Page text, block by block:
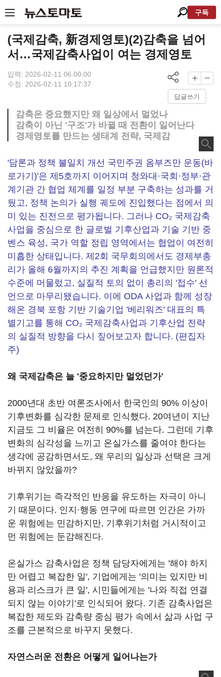
구독
(국제감축, 新경제영토)(2)감축을 넘어
서…국제감축사업이 여는 경제영토
입력: 2026-02-11 06:00:00
수정: 2026-02-11 10:17:37
답글쓰기
감축은 중요했지만 왜 일상에서 멀었나
감축이 아닌 '구조'가 바뀔 때 전환이 일어난다
경제영토를 만드는 생태계 전략, 국제감
'담론과 정책 불일치 개선 국민주권 옴부즈만 운동(바
로가기)'은 제5호까지 이어지며 청와대·국회·정부·관
계기관 간 협업 체계를 일정 부분 구축하는 성과를 거
뒀고, 정책 논의가 실행 궤도에 진입했다는 점에서 의
미 있는 진전으로 평가됩니다. 그러나 CO₂ 국제감축
사업을 중심으로 한 글로벌 기후산업과 기술 기반 중
벤스 육성, 국가 역할 정립 영역에서는 협업이 여전히
미흡한 상태입니다. 제2회 국무회의에서도 경제부총
리가 올해 6월까지의 추진 계획을 언급했지만 원론적
수준에 머물렀고, 실질적 토의 없이 총리의 '접수' 선
언으로 마무리됐습니다. 이에 ODA 사업과 함께 성장
해온 경북 포항 기반 기술기업 '베리워즈' 대표의 특
별기고를 통해 CO₂ 국제감축사업과 기후산업 전략
의 실질적 방향을 다시 짚어보고자 합니다. (편집자
주)
왜 국제감축은 늘 '중요하지만 멀었던가'
2000년대 초반 여론조사에서 한국인의 90% 이상이
기후변화를 심각한 문제로 인식했다. 20여년이 지난
지금도 그 비율은 여전히 90%를 넘는다. 그런데 기후
변화의 심각성을 느끼고 온실가스를 줄여야 한다는
생각에 공감하면서도, 왜 우리의 일상과 선택은 크게
바뀌지 않았을까?
기후위기는 즉각적인 반응을 유도하는 자극이 아니
기 때문이다. 인지·행동 연구에 따르면 인간은 가까
운 위험에는 민감하지만, 기후위기처럼 거시적이고
먼 위험에는 둔감해진다.
온실가스 감축사업은 정책 담당자에게는 '해야 하지
만 어렵고 복잡한 일', 기업에게는 '의미는 있지만 비
용과 리스크가 큰 일', 시민들에게는 '나와 직접 연결
되지 않는 이야기'로 인식되어 왔다. 기존 감축사업은
복잡한 제도와 감축량 중심 평가 속에서 삶과 사업 구
조를 근본적으로 바꾸지 못했다.
자연스러운 전환은 어떻게 일어나는가